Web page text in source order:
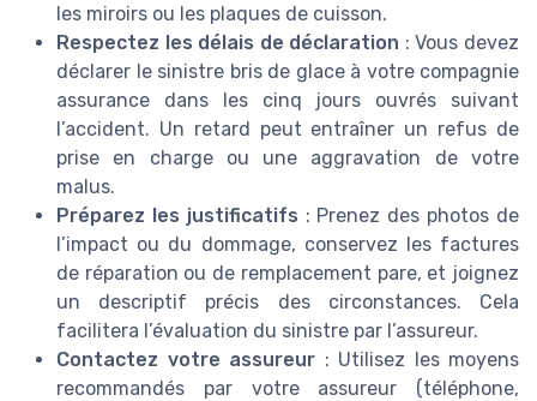
les miroirs ou les plaques de cuisson.
Respectez les délais de déclaration : Vous devez
déclarer le sinistre bris de glace à votre compagnie
assurance dans les cinq jours ouvrés suivant
l’accident. Un retard peut entraîner un refus de
prise en charge ou une aggravation de votre
malus.
Préparez les justificatifs : Prenez des photos de
l’impact ou du dommage, conservez les factures
de réparation ou de remplacement pare, et joignez
un descriptif précis des circonstances. Cela
facilitera l’évaluation du sinistre par l’assureur.
Contactez votre assureur : Utilisez les moyens
recommandés par votre assureur (téléphone,